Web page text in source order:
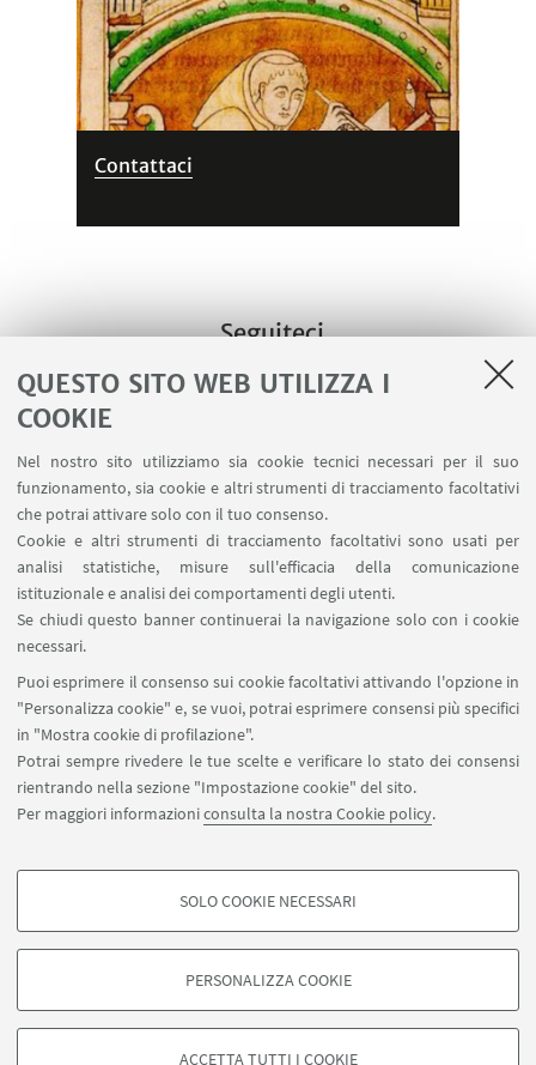
QUESTO SITO WEB UTILIZZA I
COOKIE
Nel nostro sito utilizziamo sia cookie tecnici necessari per il suo
funzionamento, sia cookie e altri strumenti di tracciamento facoltativi
che potrai attivare solo con il tuo consenso.
Cookie e altri strumenti di tracciamento facoltativi sono usati per
analisi statistiche, misure sull'efficacia della comunicazione
istituzionale e analisi dei comportamenti degli utenti.
Se chiudi questo banner continuerai la navigazione solo con i cookie
necessari.
Puoi esprimere il consenso sui cookie facoltativi attivando l'opzione in
"Personalizza cookie" e, se vuoi, potrai esprimere consensi più specifici
in "Mostra cookie di profilazione".
Potrai sempre rivedere le tue scelte e verificare lo stato dei consensi
rientrando nella sezione "Impostazione cookie" del sito.
Per maggiori informazioniconsulta la nostra Cookie policy.
COOKIE DI PROFILAZIONE - FACOLTATIVI
degli utenti, creare profili in base al loro comportamento sul sito, per analisi
di marketing.
SOLO COOKIE NECESSARI
PERSONALIZZA COOKIE
ACCETTA TUTTI I COOKIE
Contattaci
Seguiteci
Instagram
Sito a cura di Elena Berti, Federico
©Copyright 2026 - ALMA MATER STUDIORUM - Università di